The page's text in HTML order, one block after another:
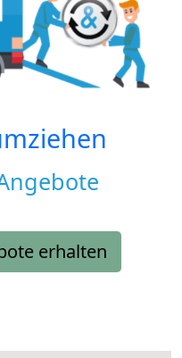
erhalten